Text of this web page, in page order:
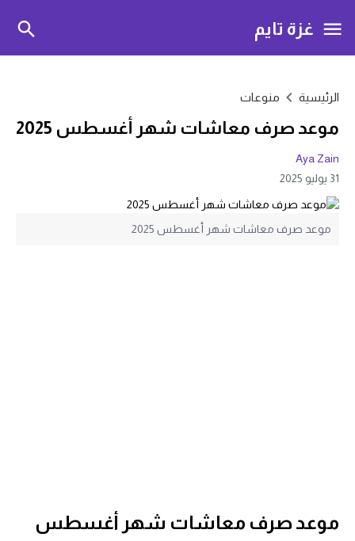
غزة تايم
الرئيسية منوعات
موعد صرف معاشات شهر أغسطس 2025
Aya Zain
31 يوليو 2025
موعد صرف معاشات شهر أغسطس 2025
موعد صرف معاشات شهر أغسطس